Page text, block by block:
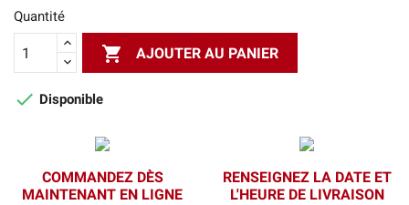
Quantité
 AJOUTER AU PANIER
 Disponible
COMMANDEZ DÈS
MAINTENANT EN LIGNE
RENSEIGNEZ LA DATE ET
L'HEURE DE LIVRAISON